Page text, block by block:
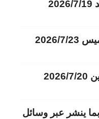
7/23
20
ينشر عبر وسائل